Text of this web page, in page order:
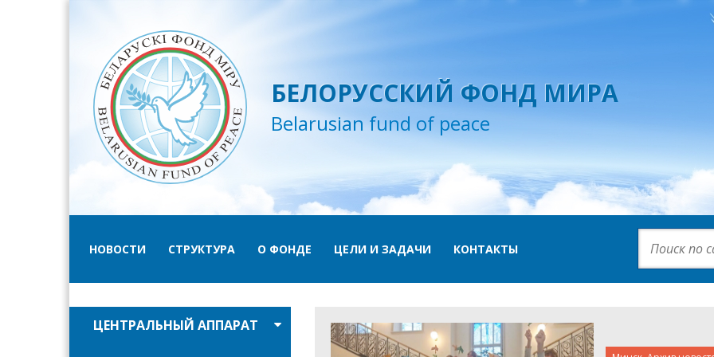
БЕЛОРУССКИЙ ФОНД МИРА
Belarusian fund of peace
НОВОСТИ СТРУКТУРА О ФОНДЕ ЦЕЛИ И ЗАДАЧИ КОНТАКТЫ
ЦЕНТРАЛЬНЫЙ АППАРАТ